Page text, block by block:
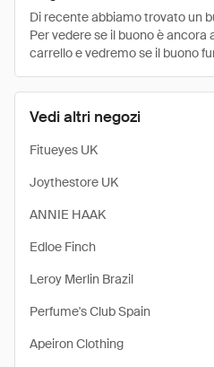
Vedi altri negozi
Fitueyes UK
Joythestore UK
ANNIE HAAK
Edloe Finch
Leroy Merlin Brazil
Perfume's Club Spain
Apeiron Clothing
Di recente abbiamo trovato un
Per vedere se il buono è
carrello e vedremo se il buono